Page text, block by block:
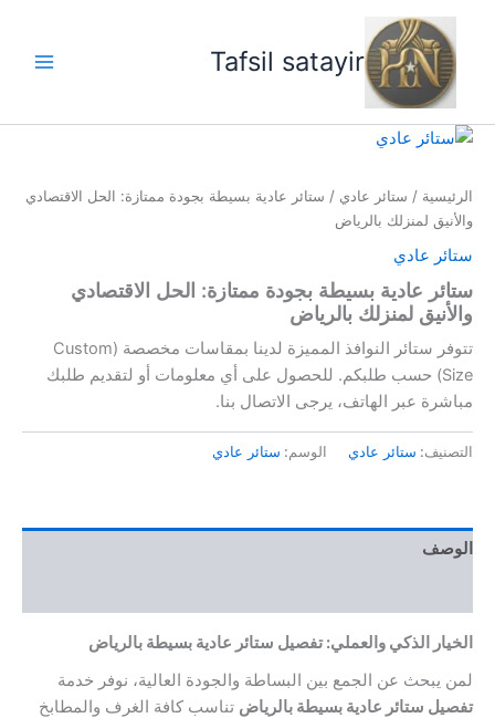
تخطي
المحتوى
Tafsil satayir
الرئيسية / ستائر عادي / ستائر عادية بسيطة بجودة ممتازة: الحل الاقتصادي
والأنيق لمنزلك بالرياض
ستائر عادي
ستائر عادية بسيطة بجودة ممتازة: الحل الاقتصادي
والأنيق لمنزلك بالرياض
تتوفر ستائر النوافذ المميزة لدينا بمقاسات مخصصة (Custom
Size) حسب طلبكم. للحصول على أي معلومات أو لتقديم طلبك
مباشرة عبر الهاتف، يرجى الاتصال بنا.
التصنيف: ستائر عادي الوسم: ستائر عادي
الوصف
الخيار الذكي والعملي: تفصيل ستائر عادية بسيطة بالرياض
لمن يبحث عن الجمع بين البساطة والجودة العالية، نوفر خدمة
تفصيل ستائر عادية بسيطة بالرياض تناسب كافة الغرف والمطابخ